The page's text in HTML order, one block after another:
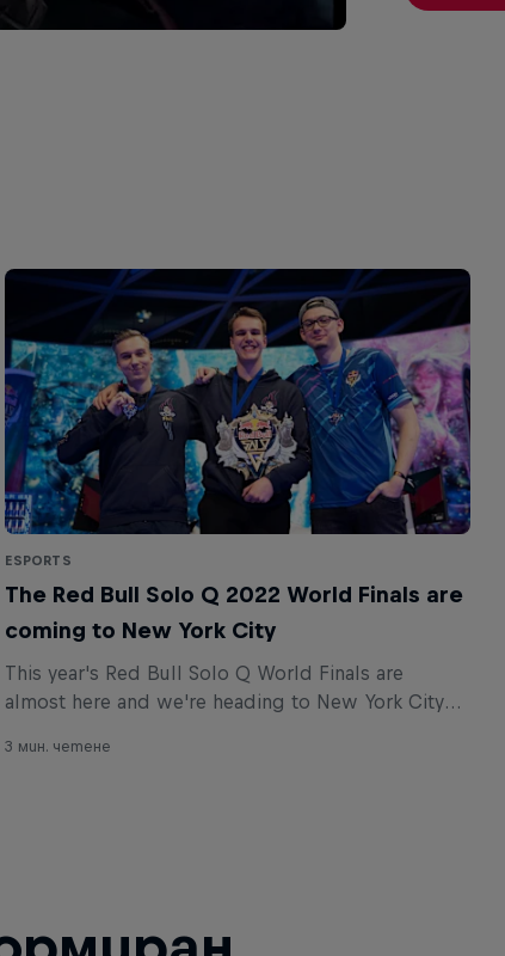
ESPORTS
The Red Bull Solo Q 2022 World Finals are
coming to New York City
This year's Red Bull Solo Q World Finals are
almost here and we're heading to New York City
3 мин. четене